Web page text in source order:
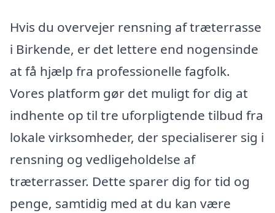
Hvis du overvejer rensning af træterrasse
i Birkende, er det lettere end nogensinde
at få hjælp fra professionelle fagfolk.
Vores platform gør det muligt for dig at
indhente op til tre uforpligtende tilbud fra
lokale virksomheder, der specialiserer sig i
rensning og vedligeholdelse af
træterrasser. Dette sparer dig for tid og
penge, samtidig med at du kan være